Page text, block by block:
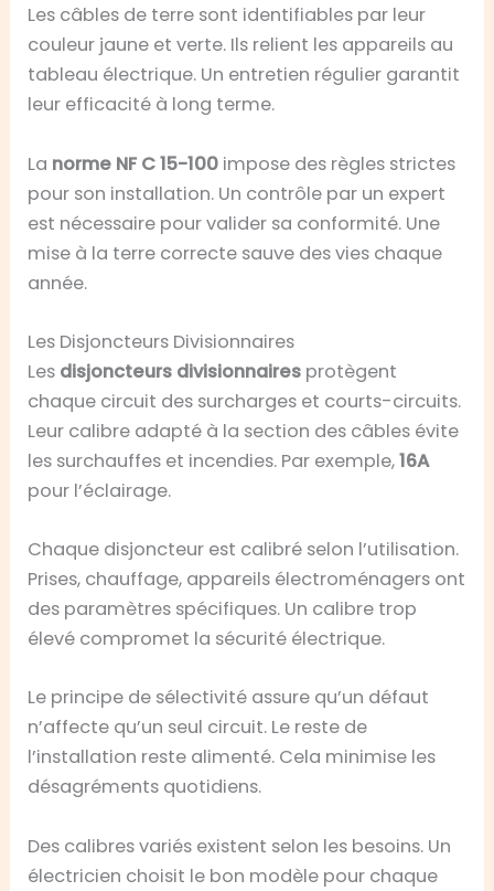
Les câbles de terre sont identifiables par leur
couleur jaune et verte. Ils relient les appareils au
tableau électrique. Un entretien régulier garantit
leur efficacité à long terme.
La norme NF C 15-100 impose des règles strictes
pour son installation. Un contrôle par un expert
est nécessaire pour valider sa conformité. Une
mise à la terre correcte sauve des vies chaque
année.
Les Disjoncteurs Divisionnaires
Les disjoncteurs divisionnaires protègent
chaque circuit des surcharges et courts-circuits.
Leur calibre adapté à la section des câbles évite
les surchauffes et incendies. Par exemple,16A
pour l’éclairage.
Chaque disjoncteur est calibré selon l’utilisation.
Prises, chauffage, appareils électroménagers ont
des paramètres spécifiques. Un calibre trop
élevé compromet la sécurité électrique.
Le principe de sélectivité assure qu’un défaut
n’affecte qu’un seul circuit. Le reste de
l’installation reste alimenté. Cela minimise les
désagréments quotidiens.
Des calibres variés existent selon les besoins. Un
électricien choisit le bon modèle pour chaque